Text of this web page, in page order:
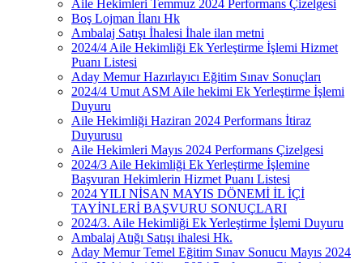
Aile Hekimleri Temmuz 2024 Performans Çizelgesi
Boş Lojman İlanı Hk
Ambalaj Satışı İhalesi İhale ilan metni
2024/4 Aile Hekimliği Ek Yerleştirme İşlemi Hizmet
Puanı Listesi
Aday Memur Hazırlayıcı Eğitim Sınav Sonuçları
2024/4 Umut ASM Aile hekimi Ek Yerleştirme İşlemi
Duyuru
Aile Hekimliği Haziran 2024 Performans İtiraz
Duyurusu
Aile Hekimleri Mayıs 2024 Performans Çizelgesi
2024/3 Aile Hekimliği Ek Yerleştirme İşlemine
Başvuran Hekimlerin Hizmet Puanı Listesi
2024 YILI NİSAN MAYIS DÖNEMİ İL İÇİ
TAYİNLERİ BAŞVURU SONUÇLARI
2024/3. Aile Hekimliği Ek Yerleştirme İşlemi Duyuru
Ambalaj Atığı Satışı ihalesi Hk.
Aday Memur Temel Eğitim Sınav Sonucu Mayıs 2024